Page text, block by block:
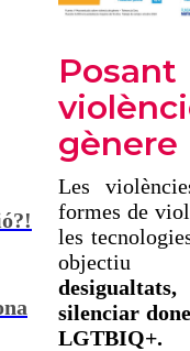
gènere
Les
formes de
les
objectiu
silenciar
LGTBIQ+.